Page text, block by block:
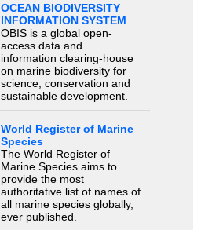
OCEAN BIODIVERSITY
INFORMATION SYSTEM
OBIS is a global open-
access data and
information clearing-house
on marine biodiversity for
science, conservation and
sustainable development.
World Register of Marine
Species
The World Register of
Marine Species aims to
provide the most
authoritative list of names of
all marine species globally,
ever published.